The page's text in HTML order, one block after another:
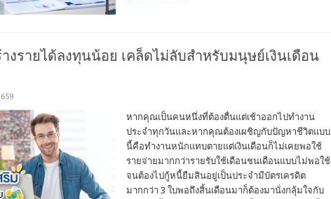
งรายได้ลงทุนน้อย เคล็ดไม่ลับสำหรับมนุษย์เงินเดือน
หากคุณเป็นคนหนึ่งที่ต้องตื่นแต่เช้าออกไปทำงาน
ประจำทุกวันและหากคุณต้องเผชิญกับปัญหาชีวิตแบบ
นี้คือทำงานหนักแทบตายแต่เงินเดือนก็ไม่เคยพอใช้
รายจ่ายมากกว่ารายรับใช้เดือนชนเดือนแบบไม่พอใช้
จนต้องไปกู้หนี้ยืมสินอยู่เป็นประจำมีบัตรเครดิต
มากกว่า 3 ใบพอถึงสิ้นเดือนมาก็ต้องมานั่งกลุ้มใจกับ